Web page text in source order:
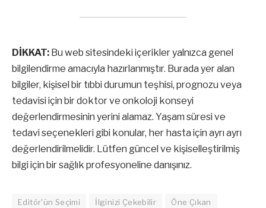
DİKKAT: Bu web sitesindeki içerikler yalnızca genel
bilgilendirme amacıyla hazırlanmıştır. Burada yer alan
bilgiler, kişisel bir tıbbi durumun teşhisi, prognozu veya
tedavisi için bir doktor ve onkoloji konseyi
değerlendirmesinin yerini alamaz. Yaşam süresi ve
tedavi seçenekleri gibi konular, her hasta için ayrı ayrı
değerlendirilmelidir. Lütfen güncel ve kişiselleştirilmiş
bilgi için bir sağlık profesyoneline danışınız.
Editör'ün Seçimi İlginizi Çekebilir Öne Çıkan